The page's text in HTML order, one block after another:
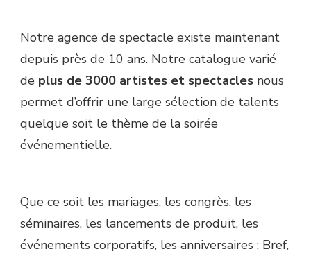
Notre agence de spectacle existe maintenant
depuis près de 10 ans. Notre catalogue varié
de plus de 3000 artistes et spectacles nous
permet d’offrir une large sélection de talents
quelque soit le thème de la soirée
événementielle.
Que ce soit les mariages, les congrès, les
séminaires, les lancements de produit, les
événements corporatifs, les anniversaires ; Bref,